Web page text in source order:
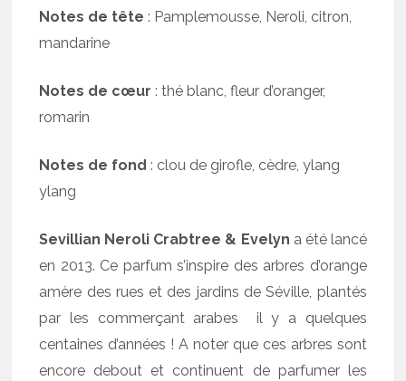
Notes de tête : Pamplemousse, Neroli, citron,
mandarine
Notes de cœur : thé blanc, fleur d’oranger,
romarin
Notes de fond : clou de girofle, cèdre, ylang
ylang
Sevillian Neroli Crabtree & Evelyn a été lancé
en 2013. Ce parfum s’inspire des arbres d’orange
amère des rues et des jardins de Séville, plantés
par les commerçant arabes il y a quelques
centaines d’années ! A noter que ces arbres sont
encore debout et continuent de parfumer les